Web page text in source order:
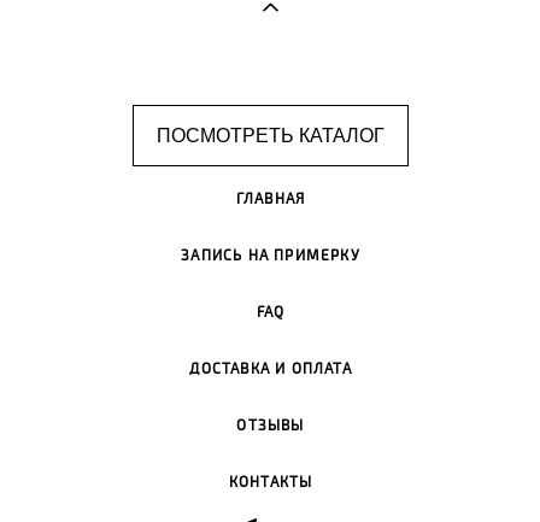
ПОСМОТРЕТЬ КАТАЛОГ
ГЛАВНАЯ
ЗАПИСЬ НА ПРИМЕРКУ
FAQ
ДОСТАВКА И ОПЛАТА
ОТЗЫВЫ
КОНТАКТЫ